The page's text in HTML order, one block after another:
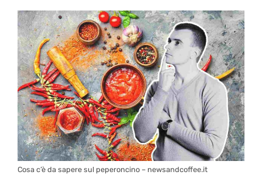
Cosa c’è da sapere sul peperoncino – newsandcoffee.it